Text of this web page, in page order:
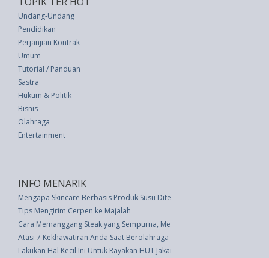
Undang-Undang
Pendidikan
Perjanjian Kontrak
Umum
Tutorial / Panduan
Sastra
Hukum & Politik
Bisnis
Olahraga
Entertainment
INFO MENARIK
Mengapa Skincare Berbasis Produk Susu Ditentang oleh Ahli Kulit?
Tips Mengirim Cerpen ke Majalah
Cara Memanggang Steak yang Sempurna, Menurut Koki Profesional
Atasi 7 Kekhawatiran Anda Saat Berolahraga
Lakukan Hal Kecil Ini Untuk Rayakan HUT Jakarta